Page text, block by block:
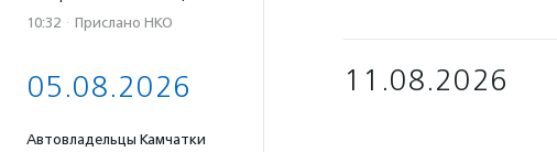
10:32 · Прислано НКО
05.08.2026
Автовладельцы Камчатки
11.08.2026